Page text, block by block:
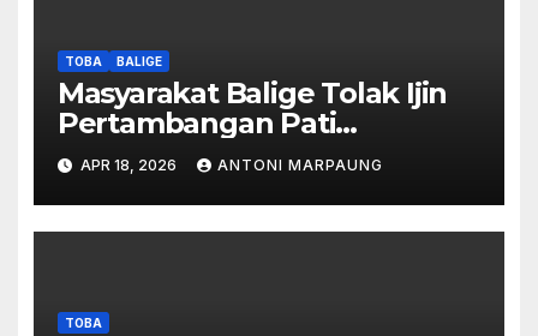
TOBA BALIGE
Masyarakat Balige Tolak Ijin
Pertambangan Pati
Simanjuntak – btc Akan
Investigasi Proses Perijinan
APR 18, 2026 ANTONI MARPAUNG
TOBA